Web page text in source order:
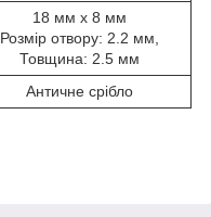
18 мм x 8 мм
Розмір отвору: 2.2 мм,
Товщина: 2.5 мм
Античне срібло